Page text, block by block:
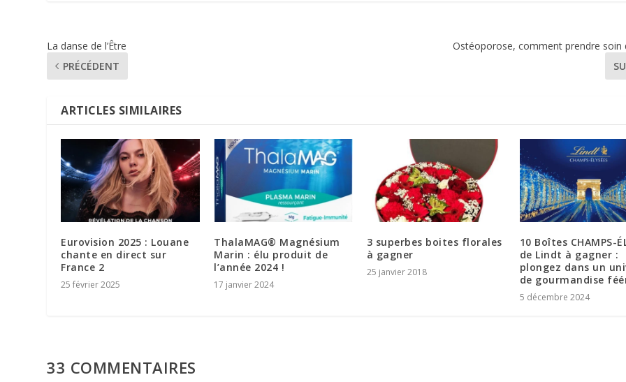
La danse de l’Être
PRÉCÉDENT
Ostéoporose, comment prendre soin
ARTICLES SIMILAIRES
Eurovision 2025 : Louane
chante en direct sur
France 2
25 février 2025
ThalaMAG® Magnésium
Marin : élu produit de
l’année 2024 !
17 janvier 2024
3 superbes boites florales
à gagner
25 janvier 2018
10 Boîtes CHAMPS-
de Lindt à gagner :
plongez dans un
de gourmandise
5 décembre 2024
33 COMMENTAIRES